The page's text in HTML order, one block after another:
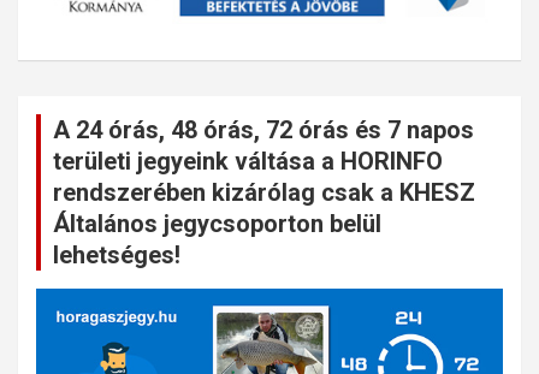
A 24 órás, 48 órás, 72 órás és 7 napos
területi jegyeink váltása a HORINFO
rendszerében kizárólag csak a KHESZ
Általános jegycsoporton belül
lehetséges!